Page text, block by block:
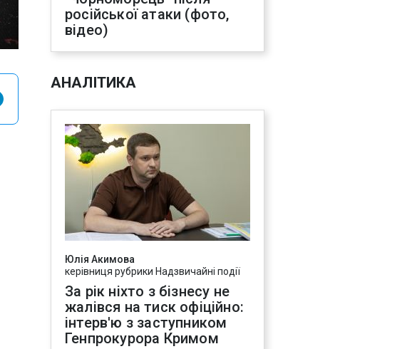
російської атаки (фото,
відео)
АНАЛІТИКА
Юлія Акимова
керівниця рубрики Надзвичайні події
За рік ніхто з бізнесу не
жалівся на тиск офіційно:
інтерв'ю з заступником
Генпрокурора Кримом